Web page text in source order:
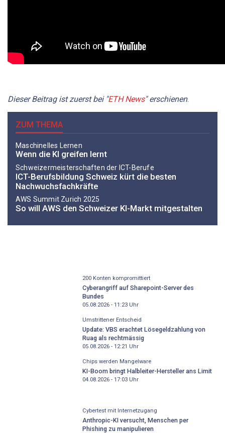
Dieser Beitrag ist zuerst bei "ETH News" erschienen.
ZUM THEMA
Maschinelles Lernen
Wenn die KI greifen lernt
Schweizermeisterschaften der ICT-Berufe
ICT-Berufsbildung Schweiz kürt die besten
Nachwuchsfachkräfte
AWS Summit Zurich 2025
So will AWS den Schweizer KI-Markt mitgestalten
200 Konten kompromittiert
Cyberangriff auf Sharepoint-Server des
Bundes
05.08.2026 - 11:23Uhr
Umstrittener Entscheid
Update: VBS erachtet Lösegeldzahlung von
Ruag als rechtmässig
05.08.2026 - 12:21 Uhr
Chips werden Mangelware
KI-Boom bringt Halbleiter-Hersteller ans Limit
04.08.2026 - 17:03Uhr
Cybertest mit Internetzugang
Anthropic-KI versucht, Menschen per
Phishing zu manipulieren